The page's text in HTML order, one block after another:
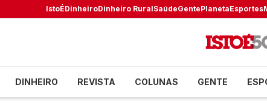
IstoÉDinheiroDinheiro RuralSaúdeGentePlanetaEsportes
DINHEIRO REVISTA COLUNAS GENTE